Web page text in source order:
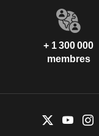
+ 1 300 000
membres